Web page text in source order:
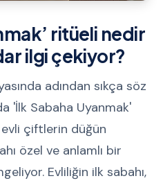
ritüeli nedir
ilgi çekiyor?
adından sıkça söz
'İlk Sabaha Uyanmak'
evli çiftlerin düğün
özel ve anlamlı bir
Evliliğin ilk sabahı,